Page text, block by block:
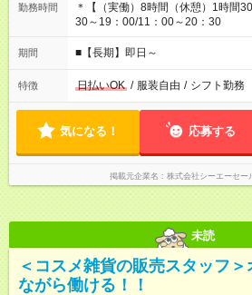
勤務時間
＊【（実働）8時間（休憩）1時間
30～19：00/11：00～20：30
期間 ■【長期】即日～
特徴 日払いOK / 服装自由 / シフト勤務
気になる！ 応募する
掲載元企業名 株式会社シーエーセー
未読
＜コスメ雑貨の販売スタッフ
ながら働ける！！